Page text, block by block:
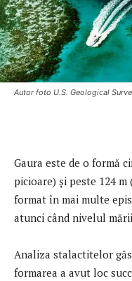
Autor foto U.S. Geological
Gaura este de o formă
picioare) şi peste 124 m
format în mai multe
atunci când nivelul
Analiza stalactitelor
formarea a avut loc